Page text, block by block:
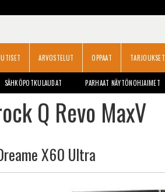
ARVOSTELUT OPPAAT TARJOUKSET
SÄHKÖPOTKULAUDAT PARHAAT NÄYTÖNOHJAIMET
Q Revo MaxV
X60 Ultra